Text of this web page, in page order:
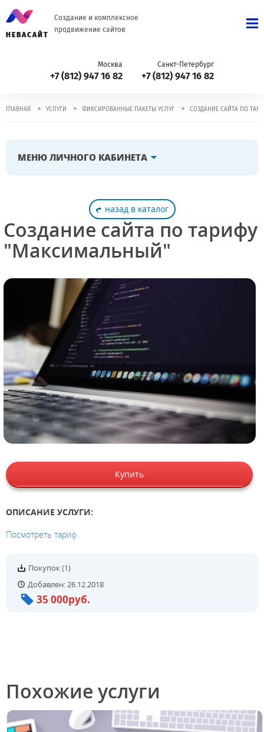
Создание и комплексное
продвижение сайтов
НЕВАСАЙТ
Москва
+7 (812) 947 16 82
Санкт-Петербург
+7 (812) 947 16 82
ГЛАВНАЯ > УСЛУГИ > ФИКСИРОВАННЫЕ ПАКЕТЫ УСЛУГ > СОЗДАНИЕ САЙТА ПО
МЕНЮ ЛИЧНОГО КАБИНЕТА
Создание сайта по тарифу
"Максимальный"
назад в каталог
Купить
ОПИСАНИЕ УСЛУГИ:
Посмотреть тариф
Покупок (1)
Добавлен: 26.12.2018
35 000руб.
Похожие услуги